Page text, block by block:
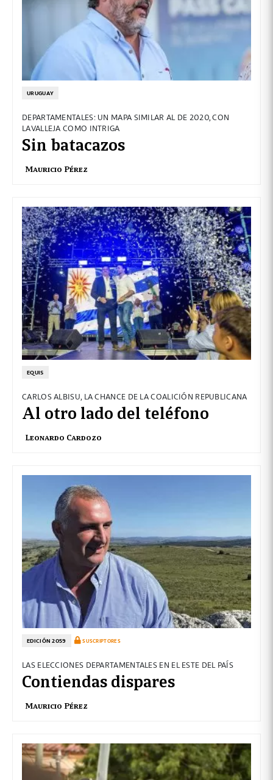
URUGUAY
DEPARTAMENTALES: UN MAPA SIMILAR AL DE 2020, CON
LAVALLEJA COMO INTRIGA
Sin batacazos
Mauricio Pérez
EQUIS
CARLOS ALBISU, LA CHANCE DE LA COALICIÓN REPUBLICANA
Al otro lado del teléfono
Leonardo Cardozo
EDICIÓN 2059 SUSCRIPTORES
LAS ELECCIONES DEPARTAMENTALES EN EL ESTE DEL PAÍS
Contiendas dispares
Mauricio Pérez